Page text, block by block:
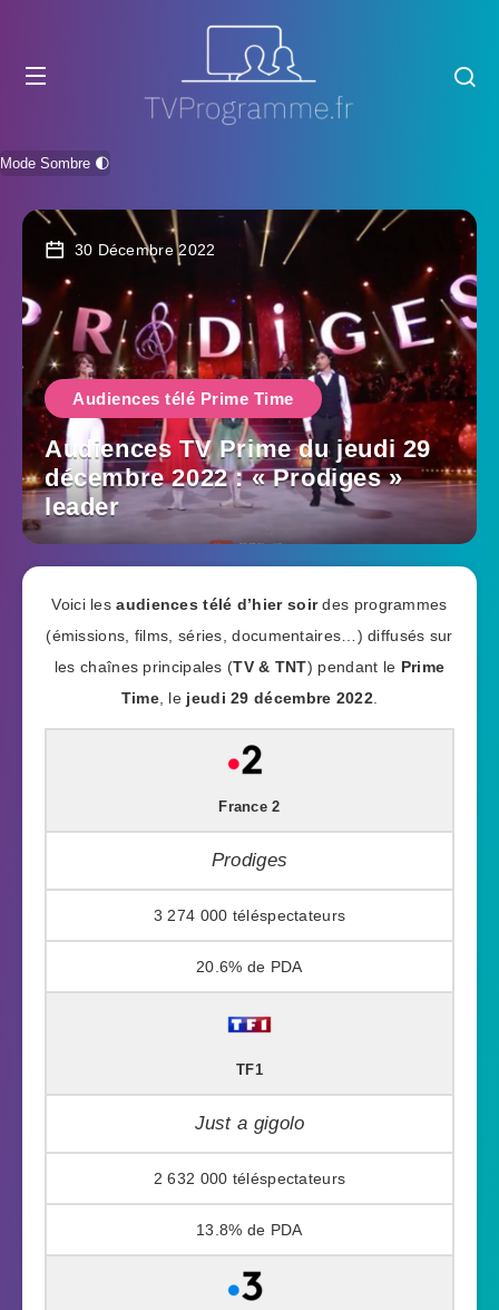
Mode Sombre 🌓
30 Décembre 2022
Audiences télé Prime Time
Audiences TV Prime du jeudi 29
décembre 2022 : « Prodiges »
leader
Voici lesaudiences télé d’hier soirdes programmes
(émissions, films, séries, documentaires…) diffusés sur
les chaînes principales (TV & TNT) pendant le Prime
Time, le jeudi 29 décembre 2022
France 2
Prodiges
3 274 000
20.6%
TF1
Just a gigolo
2 632 000
13.8%